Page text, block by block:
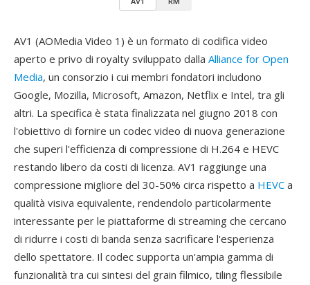
AV1 (AOMedia Video 1) è un formato di codifica video
aperto e privo di royalty sviluppato dalla Alliance for Open
Media, un consorzio i cui membri fondatori includono
Google, Mozilla, Microsoft, Amazon, Netflix e Intel, tra gli
altri. La specifica è stata finalizzata nel giugno 2018 con
l'obiettivo di fornire un codec video di nuova generazione
che superi l'efficienza di compressione di H.264 e HEVC
restando libero da costi di licenza. AV1 raggiunge una
compressione migliore del 30-50% circa rispetto a HEVC a
qualità visiva equivalente, rendendolo particolarmente
interessante per le piattaforme di streaming che cercano
di ridurre i costi di banda senza sacrificare l'esperienza
dello spettatore. Il codec supporta un'ampia gamma di
funzionalità tra cui sintesi del grain filmico, tiling flessibile